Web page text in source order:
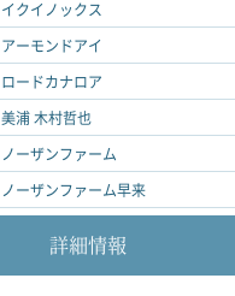
イクイノックス
アーモンドアイ
ロードカナロア
美浦 木村哲也
ノーザンファーム
ノーザンファーム早来
詳細情報